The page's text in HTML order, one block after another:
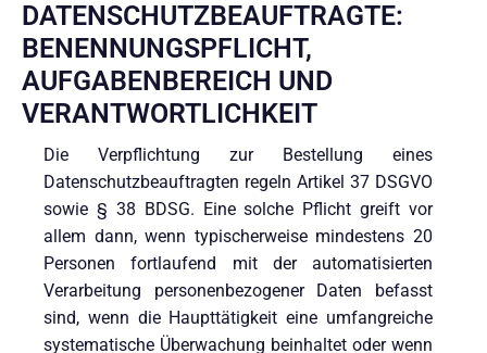
DATENSCHUTZBEAUFTRAGTE:
BENENNUNGSPFLICHT,
AUFGABENBEREICH UND
VERANTWORTLICHKEIT
Die Verpflichtung zur Bestellung eines
Datenschutzbeauftragten regeln Artikel 37 DSGVO
sowie § 38 BDSG. Eine solche Pflicht greift vor
allem dann, wenn typischerweise mindestens 20
Personen fortlaufend mit der automatisierten
Verarbeitung personenbezogener Daten befasst
sind, wenn die Haupttätigkeit eine umfangreiche
systematische Überwachung beinhaltet oder wenn